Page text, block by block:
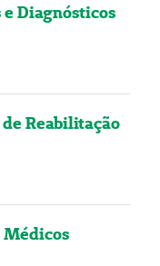
Diagnósticos
Reabilitação
Médicos